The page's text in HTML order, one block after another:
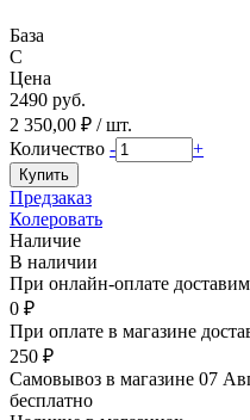
База
C
Цена
2490 руб.
2 350,00 ₽ / шт.
Количество - +
Предзаказ
Колеровать
Наличие
В наличии
При онлайн-оплате
0 ₽
При оплате в магазине
250 ₽
Самовывоз в магазине 07
бесплатно